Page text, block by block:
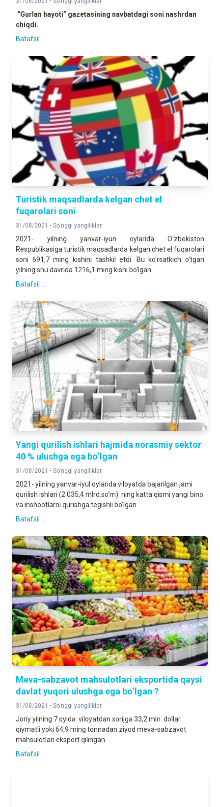
“Gurlan hayoti” gazetasining navbatdagi soni nashrdan
chiqdi.
Batafsil ...
Turistik maqsadlarda kelgan chet el
fuqarolari soni
31/08/2021 • So'nggi yangiliklar
2021- yilning yanvar-iyun oylarida O‘zbekiston
Respublikasiga turistik maqsadlarda kelgan chet el fuqarolari
soni 691,7 ming kishini tashkil etdi. Bu ko‘rsatkich o‘tgan
yilning shu davrida 1216,1 ming kishi bo‘lgan.
Batafsil ...
Yаngi qurilish ishlari hajmida norasmiy sektor
40 % ulushga ega bo‘lgan
31/08/2021 • So'nggi yangiliklar
2021- yilning yanvar-iyul oylarida viloyatda bajarilgan jami
qurilish ishlari (2 035,4 mlrd.so‘m) ning katta qismi yangi bino
va inshootlarni qurishga tegishli bo‘lgan.
Batafsil ...
Meva-sabzavot mahsulotlari eksportida qaysi
davlat yuqori ulushga ega bo‘lgan ?
31/08/2021 • So'nggi yangiliklar
Joriy yilning 7 oyida viloyatdan xorijga 33,2 mln. dollar
qiymatli yoki 64,9 ming tonnadan ziyod meva-sabzavot
mahsulotlari eksport qilingan.
Batafsil ...